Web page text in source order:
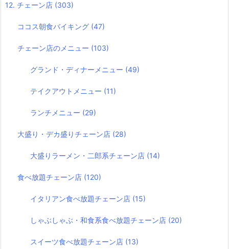
12. チェーン店 (303)
ココス朝食バイキング (47)
チェーン店のメニュー (103)
グランド・ディナーメニュー (49)
テイクアウトメニュー (11)
ランチメニュー (29)
大盛り・デカ盛りチェーン店 (28)
大盛りラーメン・二郎系チェーン店 (14)
食べ放題チェーン店 (120)
イタリアン食べ放題チェーン店 (15)
しゃぶしゃぶ・和食系食べ放題チェーン店 (20)
スイーツ食べ放題チェーン店 (13)